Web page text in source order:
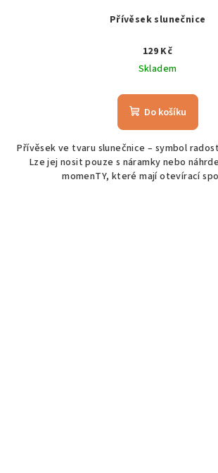
Přívěsek slunečnice
129 Kč
Skladem
Do košíku
Přívěsek ve tvaru slunečnice – symbol
Lze jej nosit pouze s náramky nebo
momenTY, které mají otevírací